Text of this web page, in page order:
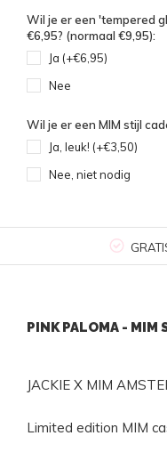
Wil je er een 'tempered
€6,95? (normaal €9,95):
Ja (+€6,95)
Nee
Wil je er een MIM stijl
Ja, leuk! (+€3,50)
Nee, niet nodig
PINK PALOMA -
JACKIE X MIM
Limited edition MIM